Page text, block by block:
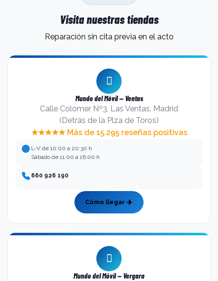
Visita nuestras tiendas
Reparación sin cita previa en el acto
Mundo del Móvil — Ventas
Calle Colomer Nº3, Las Ventas, Madrid
(Detrás de la Plza de Toros)
★★★★★ Más de 15.295 reseñas positivas
L-V de 10:00 a 20:30 h
Sábado de 11:00 a 16:00 h
660 926 190
Cómo llegar
Mundo del Móvil — Vergara